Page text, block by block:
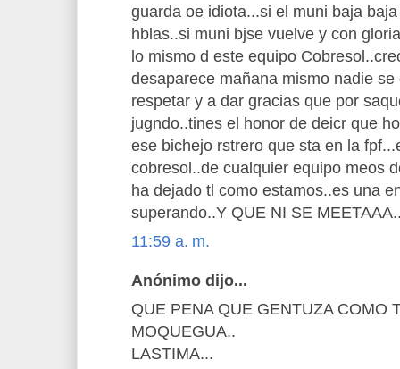
guarda oe idiota...si el muni baja
hblas..si muni bjse vuelve y con
lo mismo d este equipo
desaparece mañana mismo nadie
respetar y a dar gracias que por
jugndo..tines el honor de deicr que
ese bichejo rstrero que sta en la
cobresol..de cualquier equipo meos
ha dejado tl como estamos..es una
superando..Y QUE NI SE
11:59 a. m.
Anónimo dijo...
QUE PENA QUE GENTUZA COMO
MOQUEGUA..
LASTIMA...